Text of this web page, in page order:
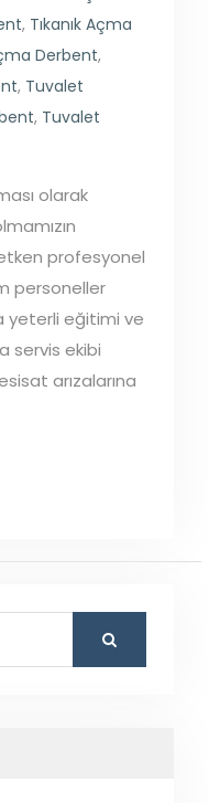
, Tıkanık Açma
Derbent,
, Tuvalet
, Tuvalet
olarak
profesyonel
personeller
yeterli eğitimi ve
servis ekibi
arızalarına